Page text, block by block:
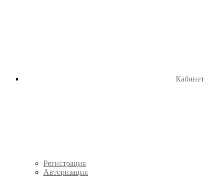
Кабинет
Регистрация
Авторизация